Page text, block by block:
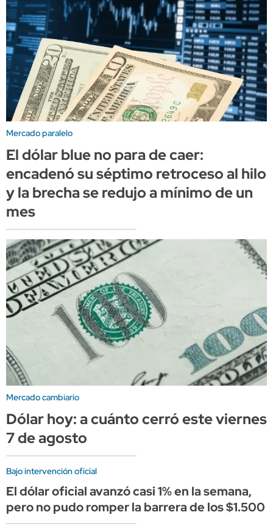
Mercado paralelo
El dólar blue no para de caer:
encadenó su séptimo retroceso al hilo
y la brecha se redujo a mínimo de un
mes
Mercado cambiario
Dólar hoy: a cuánto cerró este viernes
7 de agosto
Bajo intervención oficial
El dólar oficial avanzó casi 1% en la semana,
pero no pudo romper la barrera de los $1.500